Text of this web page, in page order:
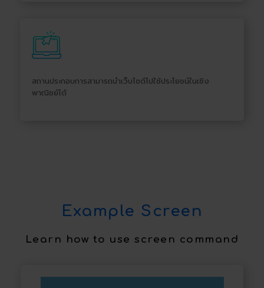
สถานประกอบการสามารถนำเว็บไซต์ไปใช้ประโยชน์ในเชิง
พาณิชย์ได้
Example Screen
Learn how to use screen command